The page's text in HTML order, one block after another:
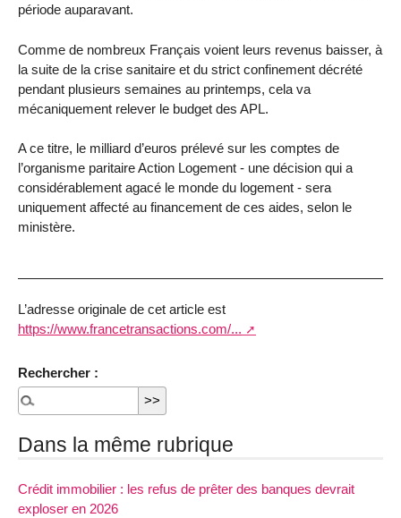
période auparavant.
Comme de nombreux Français voient leurs revenus baisser, à
la suite de la crise sanitaire et du strict confinement décrété
pendant plusieurs semaines au printemps, cela va
mécaniquement relever le budget des APL.
A ce titre, le milliard d’euros prélevé sur les comptes de
l’organisme paritaire Action Logement - une décision qui a
considérablement agacé le monde du logement - sera
uniquement affecté au financement de ces aides, selon le
ministère.
L’adresse originale de cet article est
https://www.francetransactions.com/...
Rechercher :
Dans la même rubrique
Crédit immobilier : les refus de prêter des banques devrait
exploser en 2026